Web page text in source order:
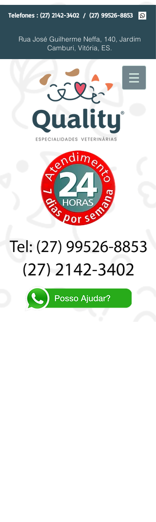
Telefones : (27) 2142-3402/ (27) 99526-8853
Rua José Guilherme Neffa, 140, Jardim
Camburi, Vitória, ES.